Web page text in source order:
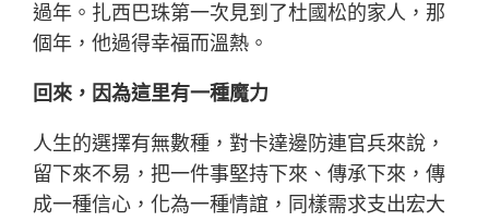
過年。扎西巴珠第一次見到了杜國松的家人，那
個年，他過得幸福而溫熱。
回來，因為這里有一種魔力
人生的選擇有無數種，對卡達邊防連官兵來說，
留下來不易，把一件事堅持下來、傳承下來，傳
成一種信心，化為一種情誼，同樣需求支出宏大